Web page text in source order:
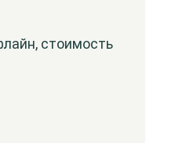
стоимость